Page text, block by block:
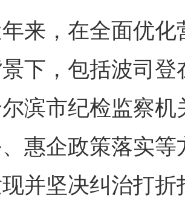
，在全面优化
下，包括波司
滨市纪检监察
惠企政策落实
并坚决纠治打